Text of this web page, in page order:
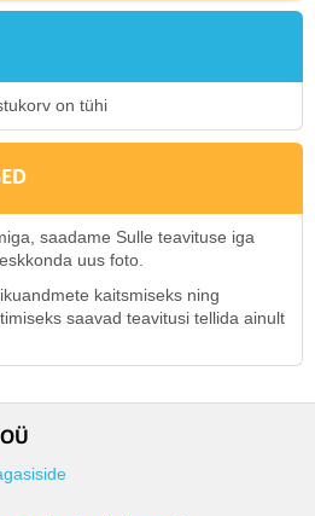
on tühi
saadame Sulle teavituse iga
uus foto.
kaitsmiseks ning
saavad teavitusi tellida ainult